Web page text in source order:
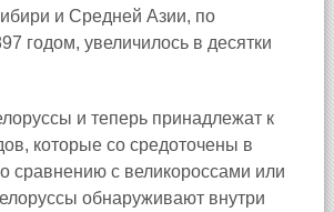
и Средней Азии, по
годом, увеличилось в десятки
и теперь принадлежат к
которые со средоточены в
сравнению с великороссами или
обнаруживают внутри